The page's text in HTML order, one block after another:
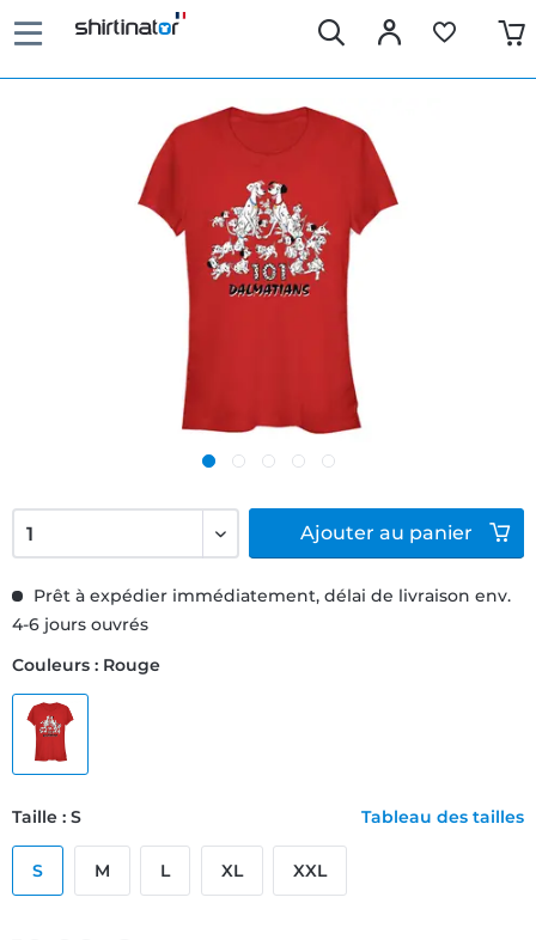
Prêt à expédier immédiatement, délai de livraison env.
4-6 jours ouvrés
Couleurs : Rouge
Taille : S Tableau des tailles
S M L XL XXL
Ajouter au panier